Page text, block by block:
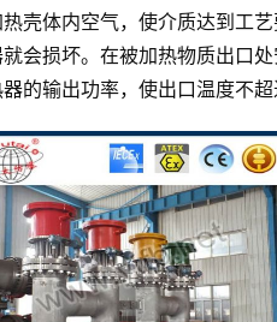
壳体内空气，使介质达到工
会损坏。在被加热物质出口
的输出功率，使出口温度不